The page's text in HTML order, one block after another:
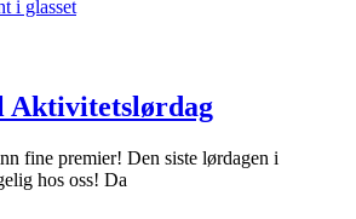
Aktivitetslørdag
fine premier! Den siste lørdagen i
hos oss! Da